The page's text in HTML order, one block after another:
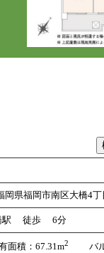
県福岡市南区大橋4丁
駅 徒歩 6分
積：67.31m2 バル